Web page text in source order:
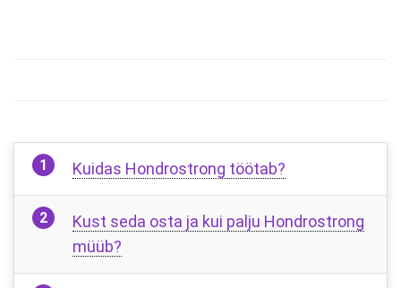
Kuidas Hondrostrong töötab?
Kust seda osta ja kui palju Hondrostrong
müüb?